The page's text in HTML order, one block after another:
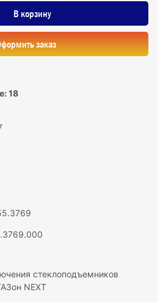
В корзину
заказ
18
стеклоподъемников
NEXT